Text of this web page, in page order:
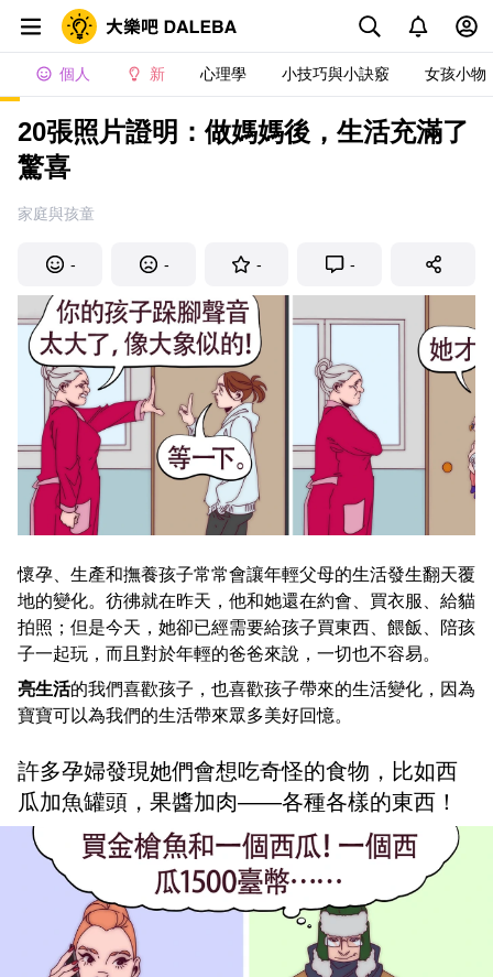
個人 新 心理學 小技巧與小訣竅 女孩小物
20張照片證明：做媽媽後，生活充滿了
驚喜
家庭與孩童
- - - -
懷孕、生產和撫養孩子常常會讓年輕父母的生活發生翻天覆
地的變化。彷彿就在昨天，他和她還在約會、買衣服、給貓
拍照；但是今天，她卻已經需要給孩子買東西、餵飯、陪孩
子一起玩，而且對於年輕的爸爸來說，一切也不容易。
亮生活的我們喜歡孩子，也喜歡孩子帶來的生活變化，因為
寶寶可以為我們的生活帶來眾多美好回憶。
許多孕婦發現她們會想吃奇怪的食物，比如西
瓜加魚罐頭，果醬加肉——各種各樣的東西！